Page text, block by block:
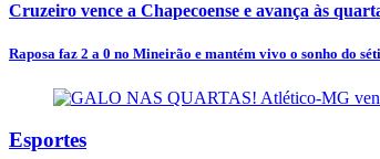
Cruzeiro vence a Chapecoense e avança às
Raposa faz 2 a 0 no Mineirão e mantém vivo o sonho do
Esportes